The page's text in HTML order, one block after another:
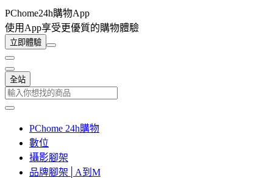
PChome24h購物App
使用App享受更優質的購物體驗
立即體驗
全站
PChome 24h購物
數位
攝影腳架
品牌腳架│A到M